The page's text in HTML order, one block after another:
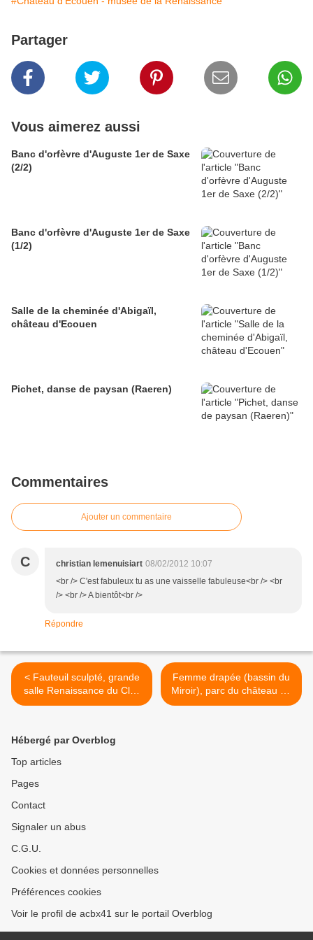
Partager
Vous aimerez aussi
Banc d'orfèvre d'Auguste 1er de Saxe
(2/2)
Banc d'orfèvre d'Auguste 1er de Saxe
(1/2)
Salle de la cheminée d'Abigaïl,
château d'Ecouen
Pichet, danse de paysan (Raeren)
Commentaires
Ajouter un commentaire
C christian lemenuisiart 08/02/2012 10:07
<br /> C'est fabuleux tu as une vaisselle fabuleuse<br /> <br
/> <br /> A bientôt<br />
Répondre
< Fauteuil sculpté, grande
salle Renaissance du Clos
Lucé à Amboise
Femme drapée (bassin du
Miroir), parc du château de
Versailles >
Hébergé par Overblog
Top articles
Pages
Contact
Signaler un abus
C.G.U.
Cookies et données personnelles
Préférences cookies
Voir le profil de acbx41 sur le portail Overblog